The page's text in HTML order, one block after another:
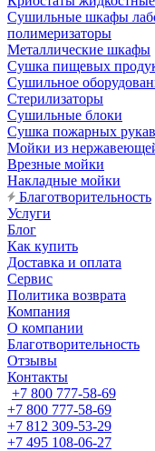
Сушильные шкафы
полимеризаторы
Металлические шкафы
Сушка пищевых
Сушильное
Стерилизаторы
Сушильные блоки
Сушка пожарных
Мойки из
Врезные мойки
Накладные мойки
Благотворительность
Услуги
Блог
Как купить
Доставка и оплата
Сервис
Политика возврата
Компания
О компании
Благотворительность
Отзывы
Контакты
+7 800 777-58-69
+7 800 777-58-69
+7 812 309-53-29
+7 495 108-06-27